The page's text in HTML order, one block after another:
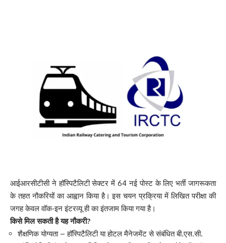
आईआरसीटीसी ने हॉस्पिटैलिटी सेक्टर में 64 नई पोस्ट के लिए भर्ती जागरूकता
के तहत नौकरियों का आह्वान किया है। इस चयन प्रक्रिया में लिखित परीक्षा की
जगह केवल वॉक‑इन इंटरव्यू ही का इंतजाम किया गया है।
किसे मिल सकती है यह नौकरी?
शैक्षणिक योग्यता – हॉस्पिटैलिटी या होटल मैनेजमेंट से संबंधित बी.एस.सी.